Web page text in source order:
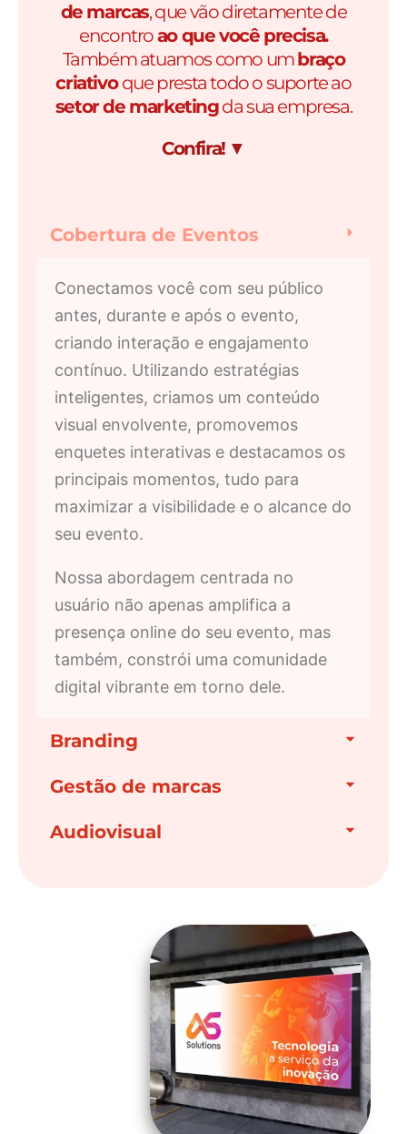
de marcas, que vão diretamente de
encontroao que você precisa.
Também atuamos como umbraço
criativoque presta todo o suporte ao
setor de marketingda sua empresa.
Confira!▼
Cobertura de Eventos
Conectamos você com seu público
antes, durante e após o evento,
criando interação e engajamento
contínuo. Utilizando estratégias
inteligentes, criamos um conteúdo
visual envolvente, promovemos
enquetes interativas e destacamos os
principais momentos, tudo para
maximizar a visibilidade e o alcance do
seu evento.
Nossa abordagem centrada no
usuário não apenas amplifica a
presença online do seu evento, mas
também, constrói uma comunidade
digital vibrante em torno dele.
Branding
Gestão de marcas
Audiovisual